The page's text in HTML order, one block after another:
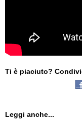
Ti è piaciuto?
Leggi anche...